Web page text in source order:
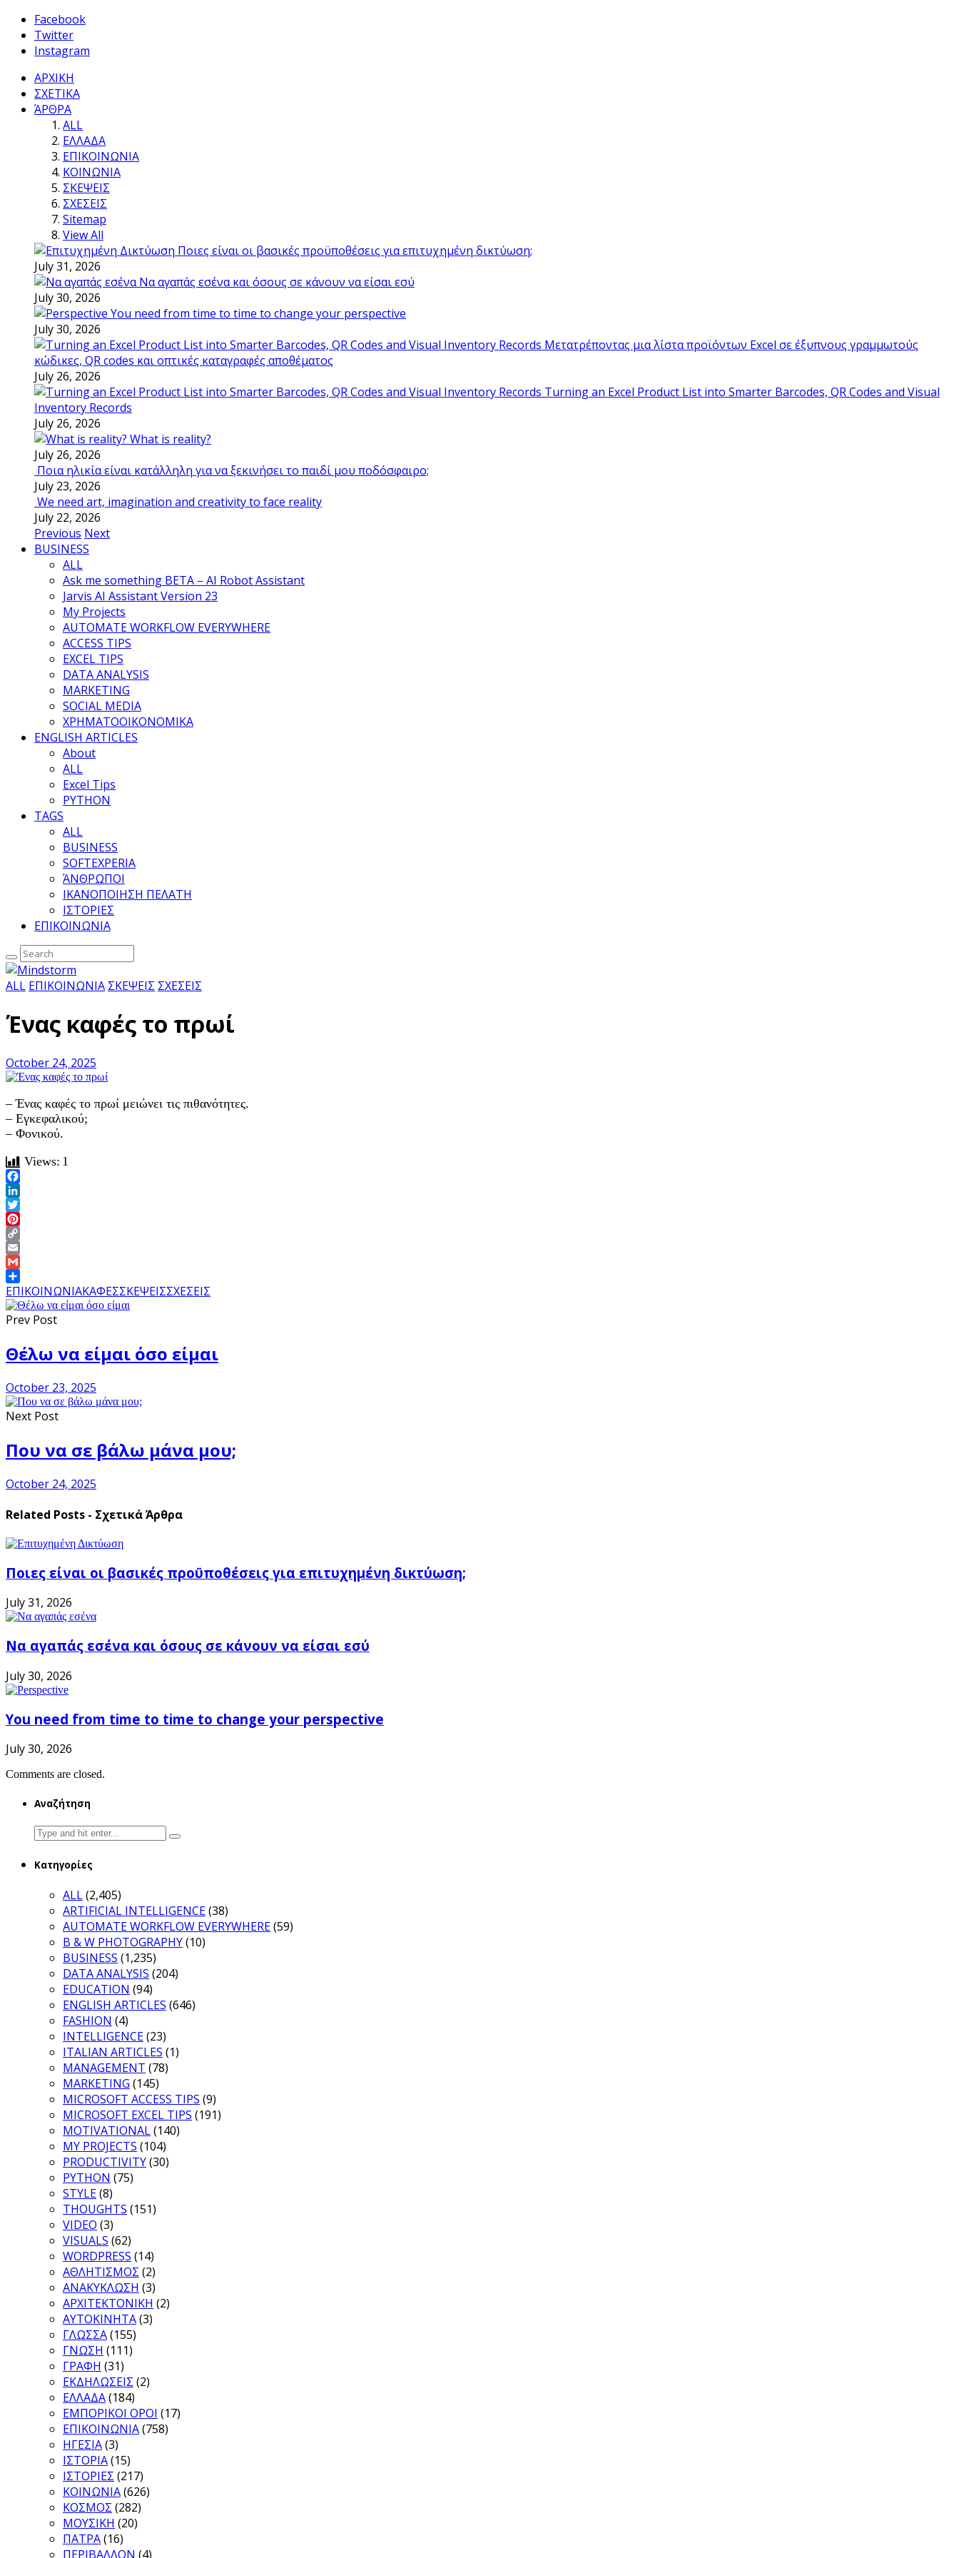
Facebook
Twitter
Instagram
ΑΡΧΙΚΗ
ΣΧΕΤΙΚΑ
ΆΡΘΡΑ
ALL
ΕΛΛΑΔΑ
ΕΠΙΚΟΙΝΩΝΙΑ
ΚΟΙΝΩΝΙΑ
ΣΚΕΨΕΙΣ
ΣΧΕΣΕΙΣ
Sitemap
View All
Ποιες είναι οι βασικές προϋποθέσεις για επιτυχημένη δικτύωση;
July 31, 2026
Να αγαπάς εσένα και όσους σε κάνουν να είσαι εσύ
July 30, 2026
You need from time to time to change your perspective
July 30, 2026
Μετατρέποντας μια λίστα προϊόντων Excel σε έξυπνους γραμμωτούς
κώδικες, QR codes και οπτικές καταγραφές αποθέματος
July 26, 2026
Turning an Excel Product List into Smarter Barcodes, QR Codes and Visual
Inventory Records
July 26, 2026
What is reality?
July 26, 2026
Ποια ηλικία είναι κατάλληλη για να ξεκινήσει το παιδί μου ποδόσφαιρο;
July 23, 2026
We need art, imagination and creativity to face reality
July 22, 2026
Previous Next
BUSINESS
ALL
Ask me something BETA – AI Robot Assistant
Jarvis AI Assistant Version 23
My Projects
AUTOMATE WORKFLOW EVERYWHERE
ACCESS TIPS
EXCEL TIPS
DATA ANALYSIS
MARKETING
SOCIAL MEDIA
ΧΡΗΜΑΤΟΟΙΚΟΝΟΜΙΚΑ
ENGLISH ARTICLES
About
ALL
Excel Tips
PYTHON
TAGS
ALL
BUSINESS
SOFTEXPERIA
ΆΝΘΡΩΠΟΙ
ΙΚΑΝΟΠΟΙΗΣΗ ΠΕΛΑΤΗ
ΙΣΤΟΡΙΕΣ
ΕΠΙΚΟΙΝΩΝΙΑ
ALL ΕΠΙΚΟΙΝΩΝΙΑ ΣΚΕΨΕΙΣ ΣΧΕΣΕΙΣ
Ένας καφές το πρωί
October 24, 2025
– Ένας καφές το πρωί μειώνει τις πιθανότητες.
– Εγκεφαλικού;
– Φονικού.
Views: 1
Facebook
LinkedIn
Twitter
Pinterest
Copy
Link
Email
Gmail
Share
ΕΠΙΚΟΙΝΩΝΙΑΚΑΦΕΣΣΚΕΨΕΙΣΣΧΕΣΕΙΣ
Prev Post
Θέλω να είμαι όσο είμαι
October 23, 2025
Next Post
Που να σε βάλω μάνα μου;
October 24, 2025
Related Posts - Σχετικά Άρθρα
Ποιες είναι οι βασικές προϋποθέσεις για επιτυχημένη δικτύωση;
July 31, 2026
Να αγαπάς εσένα και όσους σε κάνουν να είσαι εσύ
July 30, 2026
You need from time to time to change your perspective
July 30, 2026
Comments are closed.
Αναζήτηση
Search
for:
Κατηγορίες
ALL(2,405)
ARTIFICIAL INTELLIGENCE(38)
AUTOMATE WORKFLOW EVERYWHERE(59)
B & W PHOTOGRAPHY(10)
BUSINESS (1,235)
DATA ANALYSIS (204)
EDUCATION (94)
ENGLISH ARTICLES (646)
FASHION (4)
INTELLIGENCE(23)
ITALIAN ARTICLES (1)
MANAGEMENT (78)
MARKETING (145)
MICROSOFT ACCESS TIPS (9)
MICROSOFT EXCEL TIPS (191)
MOTIVATIONAL(140)
MY PROJECTS (104)
PRODUCTIVITY(30)
PYTHON (75)
STYLE(8)
THOUGHTS (151)
VIDEO (3)
VISUALS (62)
WORDPRESS (14)
ΑΘΛΗΤΙΣΜΟΣ (2)
ΑΝΑΚΥΚΛΩΣΗ (3)
ΑΡΧΙΤΕΚΤΟΝΙΚΗ (2)
ΑΥΤΟΚΙΝΗΤΑ(3)
ΓΛΩΣΣΑ(155)
ΓΝΩΣΗ (111)
ΓΡΑΦΗ (31)
ΕΚΔΗΛΩΣΕΙΣ (2)
ΕΛΛΑΔΑ(184)
ΕΜΠΟΡΙΚΟΙ ΟΡΟΙ (17)
ΕΠΙΚΟΙΝΩΝΙΑ(758)
ΗΓΕΣΙΑ(3)
ΙΣΤΟΡΙΑ(15)
ΙΣΤΟΡΙΕΣ (217)
ΚΟΙΝΩΝΙΑ(626)
ΚΟΣΜΟΣ (282)
ΜΟΥΣΙΚΗ (20)
ΠΑΤΡΑ(16)
ΠΕΡΙΒΑΛΛΟΝ (4)